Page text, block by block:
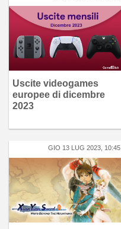
Uscite videogames
europee di dicembre
2023
GIO 13 LUG 2023, 10:45